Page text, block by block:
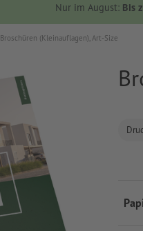
Nur im August: Bis
Broschüren (Kleinauflagen), Art-Size